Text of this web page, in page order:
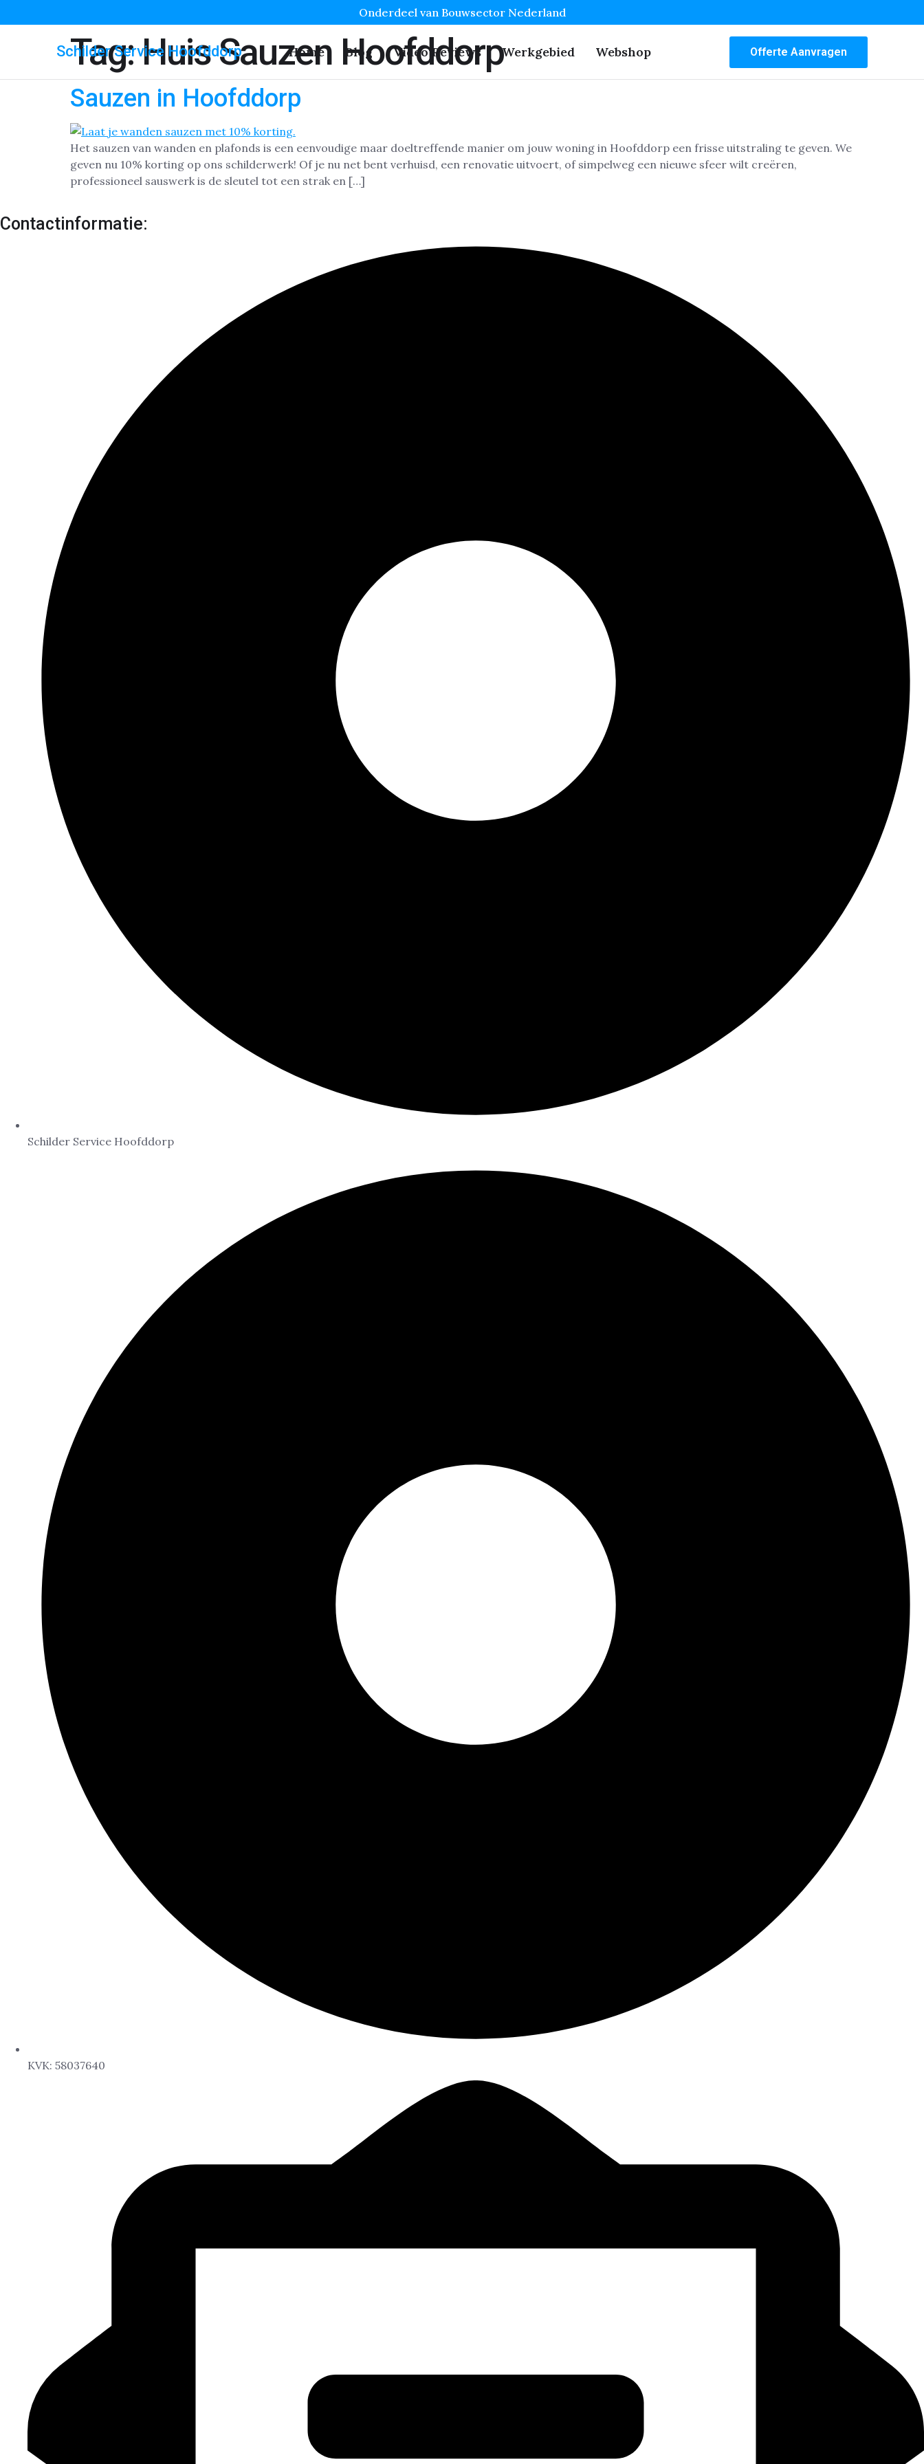
Onderdeel van Bouwsector Nederland
Schilder Service Hoofddorp Home Blog Video Reviews Werkgebied Webshop Offerte Aanvragen
Tag:Huis Sauzen Hoofddorp
Sauzen in Hoofddorp
Het sauzen van wanden en plafonds is een eenvoudige maar doeltreffende manier om jouw woning in Hoofddorp een frisse uitstraling te geven. We
geven nu 10% korting op ons schilderwerk! Of je nu net bent verhuisd, een renovatie uitvoert, of simpelweg een nieuwe sfeer wilt creëren,
professioneel sauswerk is de sleutel tot een strak en […]
Contactinformatie:
Schilder Service Hoofddorp
KVK: 58037640